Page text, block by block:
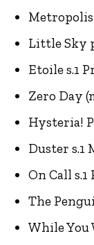
Little Sky
Etoile s.1
Zero Day
Hysteria!
Duster s.1
On Call s.1
The
While You